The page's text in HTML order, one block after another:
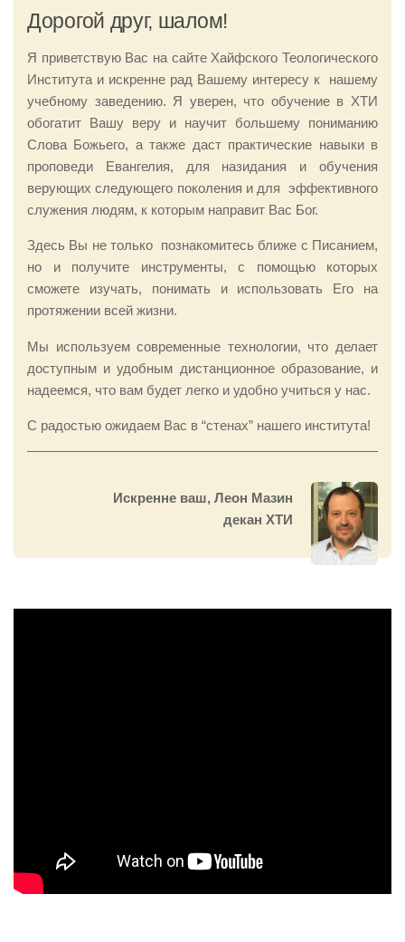
Дорогой друг, шалом!
Я приветствую Вас на сайте Хайфского Теологического
Института и искренне рад Вашему интересу к нашему
учебному заведению. Я уверен, что обучение в ХТИ
обогатит Вашу веру и научит большему пониманию
Слова Божьего, а также даст практические навыки в
проповеди Евангелия, для назидания и обучения
верующих следующего поколения и для эффективного
служения людям, к которым направит Вас Бог.
Здесь Вы не только познакомитесь ближе с Писанием,
но и получите инструменты, с помощью которых
сможете изучать, понимать и использовать Его на
протяжении всей жизни.
Мы используем современные технологии, что делает
доступным и удобным дистанционное образование, и
надеемся, что вам будет легко и удобно учиться у нас.
С радостью ожидаем Вас в “стенах” нашего института!
Искренне ваш, Леон Мазин
декан ХТИ